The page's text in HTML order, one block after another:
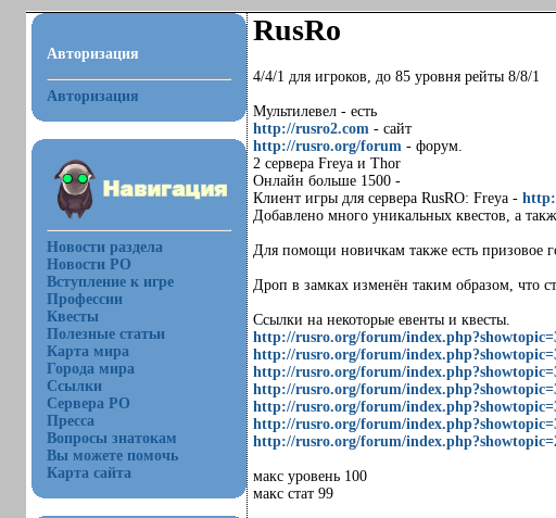
Авторизация
Авторизация
Новости раздела
Новости РО
Вступление к игре
Профессии
Квесты
Полезные статьи
Карта мира
Города мира
Ссылки
Сервера РО
Пресса
Вопросы знатокам
Вы можете помочь
Карта сайта
RusRo
4/4/1 для игроков, до 85 уровня рейты 8/8/1
Мультилевел - есть
http://rusro2.com - сайт
http://rusro.org/forum - форум.
2 сервера Freya и Thor
Онлайн больше 1500 -
Клиент игры для сервера RusRO: Freya -
Добавлено много уникальных квестов, а
Для помощи новичкам также есть призовое
Дроп в замках изменён таким образом, что
Ссылки на некоторые евенты и квесты.
http://rusro.org/forum/
http://rusro.org/forum/
http://rusro.org/forum/
http://rusro.org/forum/
http://rusro.org/forum/
http://rusro.org/forum/
http://rusro.org/forum/
макс уровень 100
макс стат 99